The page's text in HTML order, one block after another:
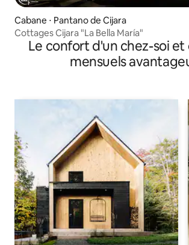
Cabane ⋅ Pantano de Cijara
Cottages Cijara "La Bella María"
Le confort d'un chez-soi et
mensuels